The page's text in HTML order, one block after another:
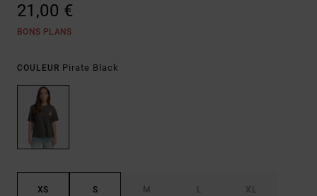
21,00 €
BONS PLANS
COULEUR Pirate Black
XS S M L XL